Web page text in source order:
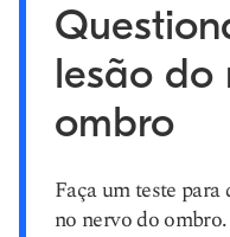
lesão do
ombro
Faça um teste
no nervo do ombro.